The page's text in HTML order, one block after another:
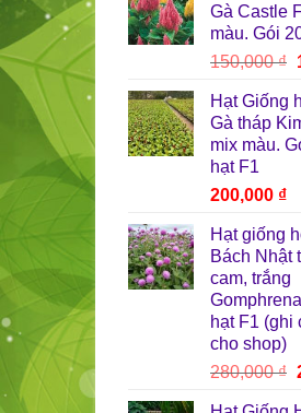
Gà Castle
màu. Gói
150,000₫
Hạt Giống
Gà tháp
mix màu.
hạt F1
200,000 ₫
Hạt giống
Bách Nhật
cam, trắng
hạt F1 (ghi
cho shop)
280,000₫